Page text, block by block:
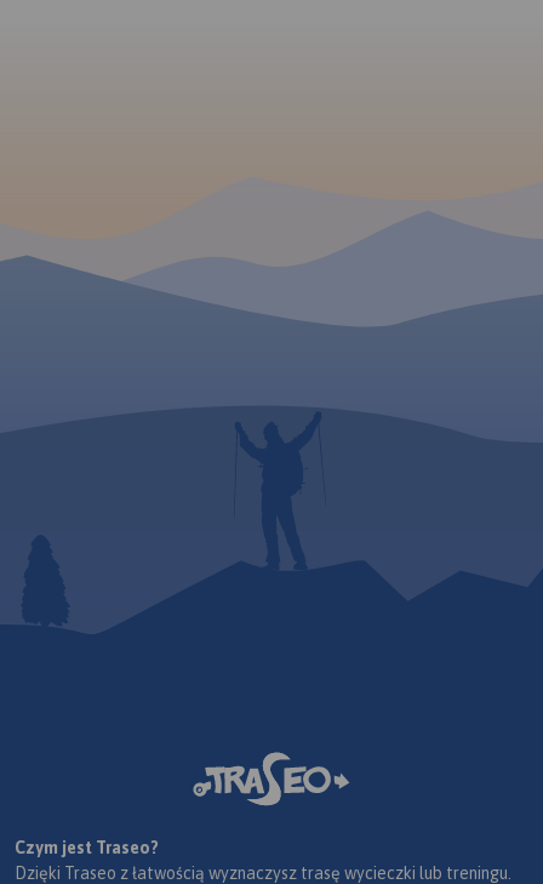
Czym jest Traseo?
Dzięki Traseo z łatwością wyznaczysz trasę wycieczki lub treningu.